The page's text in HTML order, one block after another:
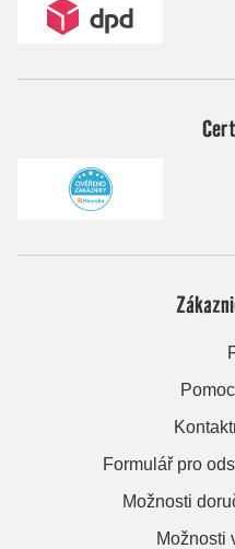
Formulář pro
Možnosti
Možnosti